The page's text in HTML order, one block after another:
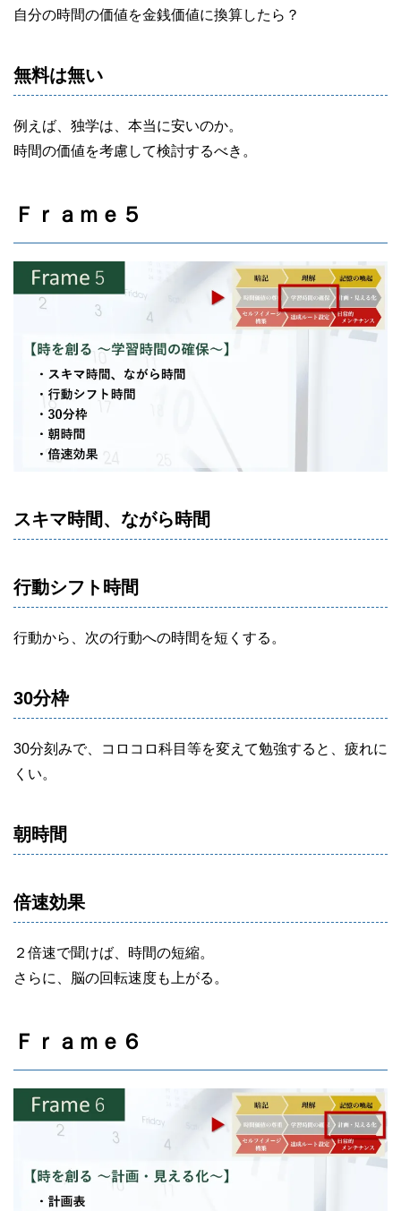
自分の時間の価値を金銭価値に換算したら？
無料は無い
例えば、独学は、本当に安いのか。
時間の価値を考慮して検討するべき。
Ｆｒａｍｅ５
スキマ時間、ながら時間
行動シフト時間
行動から、次の行動への時間を短くする。
30分枠
30分刻みで、コロコロ科目等を変えて勉強すると、疲れに
くい。
朝時間
倍速効果
２倍速で聞けば、時間の短縮。
さらに、脳の回転速度も上がる。
Ｆｒａｍｅ６